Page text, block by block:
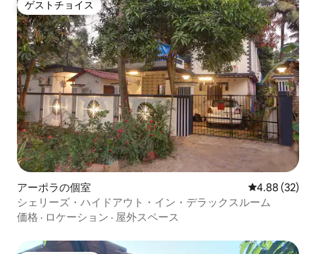
ゲストチョイス
ゲストチョイス
アーポラの個室 レビュー32
4.88 (32)
シェリーズ・ハイドアウト・イン・デラックスルーム
価格 · ロケーション · 屋外スペース